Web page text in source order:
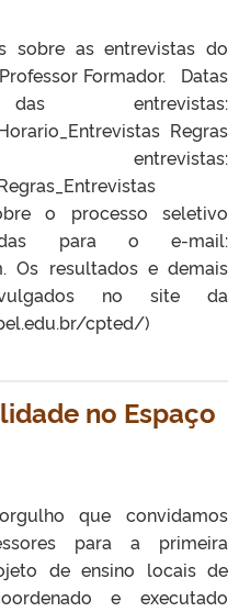
sobre as entrevistas do
Formador. Datas
entrevistas:
Regras
o processo seletivo
para o e-mail:
Os resultados e demais
no site da
cpted/)
no Espaço
que convidamos
para a primeira
de ensino locais de
e executado